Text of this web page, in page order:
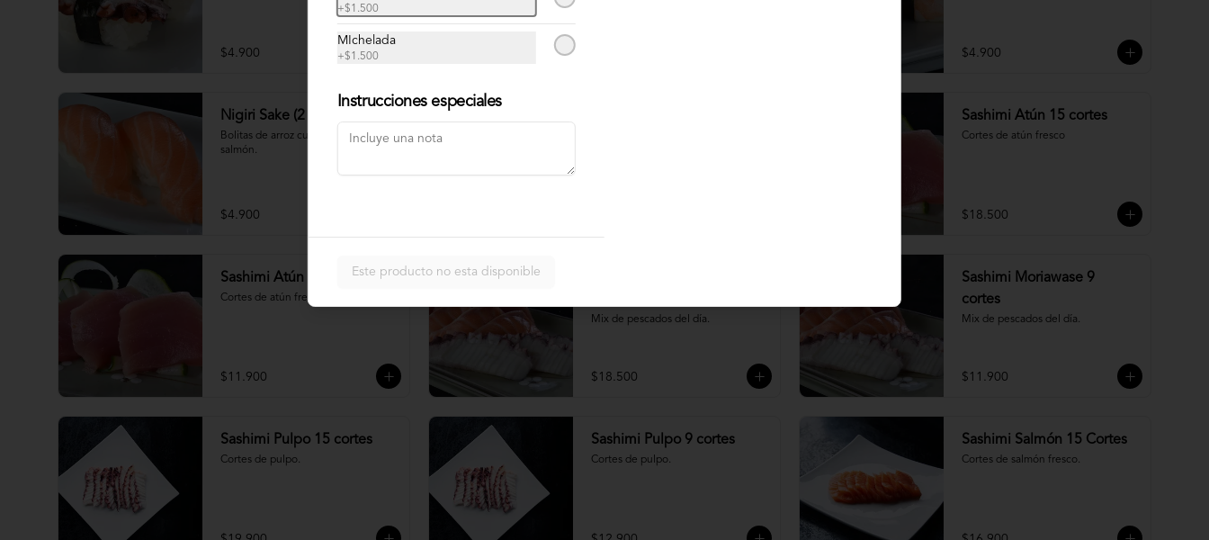
$4.900 $4.900
Nigiri Sake (2 piezas)
Bolitas de arroz cubiertas por
salmón.
$4.900
Sashimi Atún 15 cortes
Cortes de atún fresco
$18.500
Sashimi Atún 9 cortes
Cortes de atún fresco
$11.900
Mix de pescados del día.
$18.500
Sashimi Moriawase 9
cortes
Mix de pescados del día.
$11.900
Sashimi Pulpo 15 cortes
Cortes de pulpo.
Sashimi Pulpo 9 cortes
Cortes de pulpo.
Sashimi Salmón 15 Cortes
Cortes de salmón fresco.
+$1.500
MIchelada
+$1.500
Instrucciones especiales
Este producto no esta disponible